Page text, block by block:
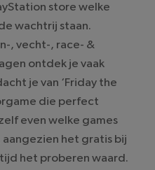
store welke
wachtrij staan.
, vecht-, race- &
ontdek je vaak
je van ‘Friday the
die perfect
even welke games
aangezien het gratis bij
het proberen waard.